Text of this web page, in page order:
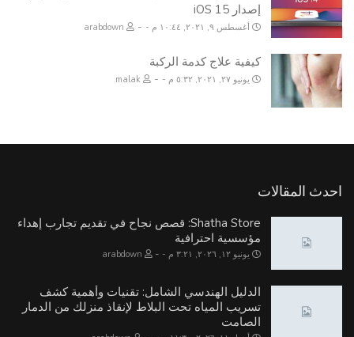
إصدار iOS 15
أغسطس ٩, ٢٠٢١, ١٠:٤٤ م -
كيفية علاج كدمة الركبة
يونيو ٢٧, ٢٠٢١, ٥:٣٢ م -
احدث المقالات
Shatha Store: قصص نجاح في تقديم تجارب إهداء
مؤسسية احترافية
يونيو ١٢, ٢٠٢٦, ٣:٢١ م -
الدليل الهندسي الشامل: تقنيات وأهمية كشف
تسريب المياه تحت البلاط لإنقاذ منزلك من الدمار
الصامت